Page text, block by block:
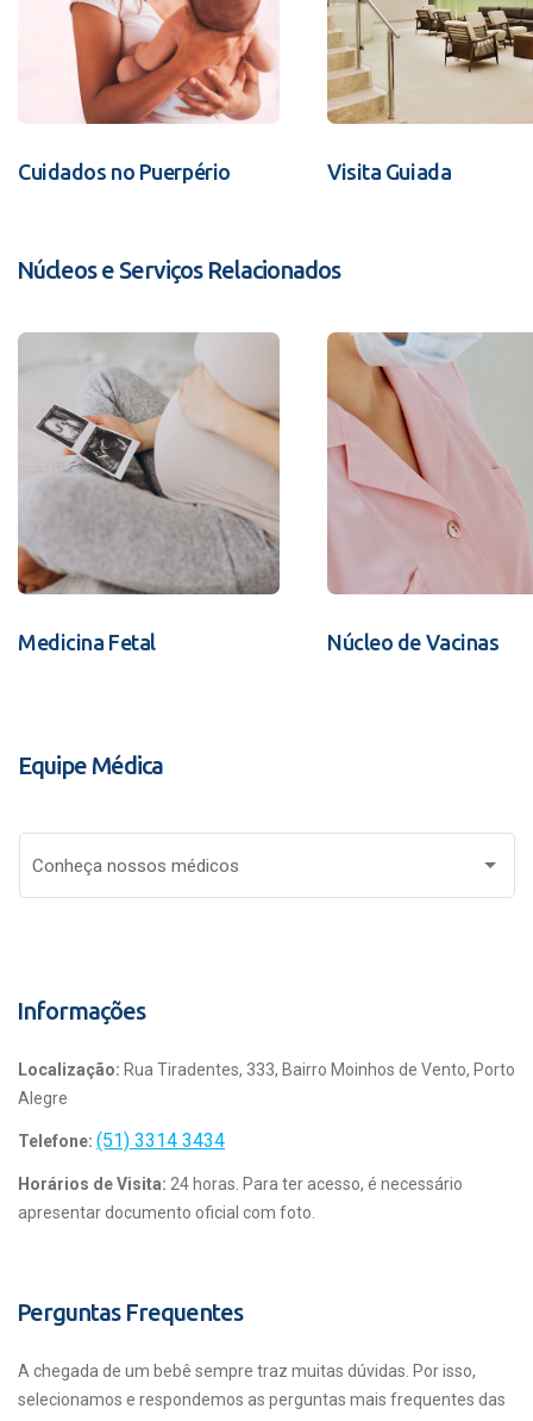
Cuidados no Puerpério Visita Guiada
Núcleos e Serviços Relacionados
Medicina Fetal Núcleo de Vacinas
Equipe Médica
Conheça nossos médicos
Informações
Localização: Rua Tiradentes, 333, Bairro Moinhos de Vento, Porto
Alegre
Telefone: (51) 3314 3434
Horários de Visita: 24 horas. Para ter acesso, é necessário
apresentar documento oficial com foto.
Perguntas Frequentes
A chegada de um bebê sempre traz muitas dúvidas. Por isso,
selecionamos e respondemos as perguntas mais frequentes das